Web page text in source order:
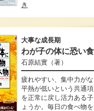
き
大事な成長期
わが子の体に恐い
石原結實 （著）
疲れやすい、集中力が
平熱が低いという共通
を正常に戻し活力ある
ょうか。毎日の食べ物